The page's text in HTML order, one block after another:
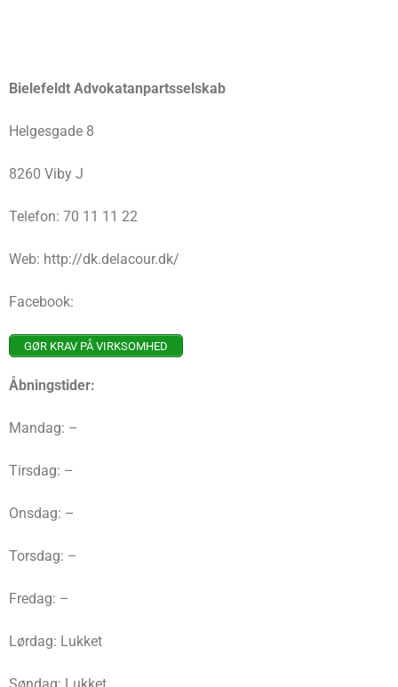
Bielefeldt Advokatanpartsselskab
Helgesgade 8
8260 Viby J
Telefon: 70 11 11 22
Web: http://dk.delacour.dk/
Facebook:
GØR KRAV PÅ VIRKSOMHED
Åbningstider:
Mandag: –
Tirsdag: –
Onsdag: –
Torsdag: –
Fredag: –
Lørdag: Lukket